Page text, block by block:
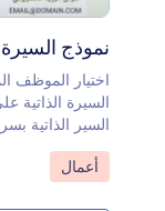
نموذج
اختيار الموظف
السير الذاتية
انتقل إلى الفئة:
أعمال